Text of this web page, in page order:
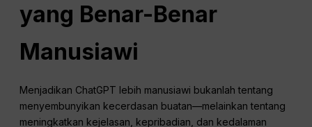
yang Benar-Benar
Manusiawi
Menjadikan ChatGPT lebih manusiawi bukanlah tentang
menyembunyikan kecerdasan buatan—melainkan tentang
meningkatkan kejelasan, kepribadian, dan kedalaman